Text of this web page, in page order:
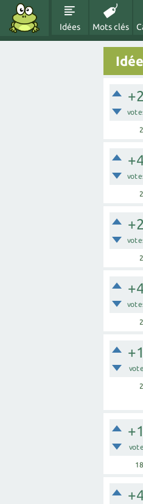
Idées Mots clés
+2
2
2
+2
2
2
+1
vote
2
+1
vote